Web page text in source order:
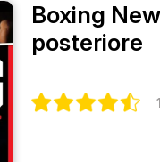
Boxing
posteriore